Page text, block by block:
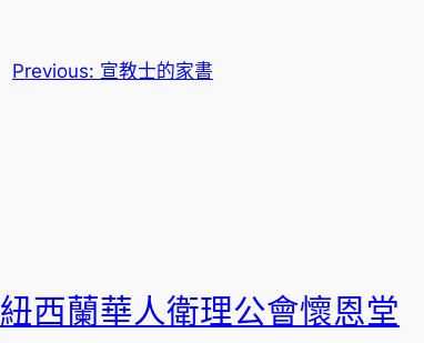
Previous: 宣教士的家書
紐西蘭華人衛理公會懷恩堂